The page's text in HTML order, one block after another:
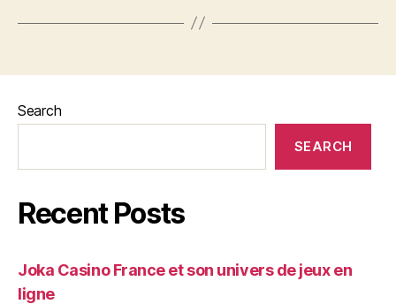
Search
SEARCH
Recent Posts
Joka Casino France et son univers de jeux en
ligne